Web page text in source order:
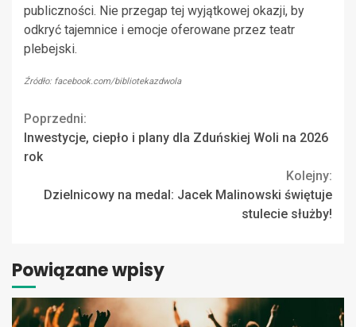
publiczności. Nie przegap tej wyjątkowej okazji, by
odkryć tajemnice i emocje oferowane przez teatr
plebejski.
Źródło: facebook.com/bibliotekazdwola
Continue
Reading
Poprzedni:
Inwestycje, ciepło i plany dla Zduńskiej Woli na 2026
rok
Kolejny:
Dzielnicowy na medal: Jacek Malinowski świętuje
stulecie służby!
Powiązane wpisy